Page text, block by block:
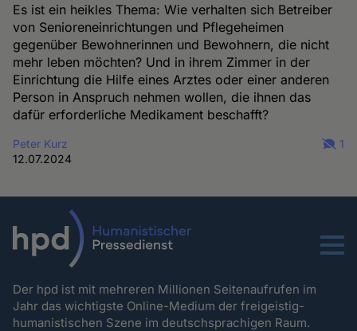
Es ist ein heikles Thema: Wie verhalten sich Betreiber
von Senioreneinrichtungen und Pflegeheimen
gegenüber Bewohnerinnen und Bewohnern, die nicht
mehr leben möchten? Und in ihrem Zimmer in der
Einrichtung die Hilfe eines Arztes oder einer anderen
Person in Anspruch nehmen wollen, die ihnen das
dafür erforderliche Medikament beschafft?
Peter Kurz
12.07.2024
1
Menu
Der hpd ist mit mehreren Millionen Seitenaufrufen im
Jahr das wichtigste Online-Medium der freigeistig-
humanistischen Szene im deutschsprachigen Raum.